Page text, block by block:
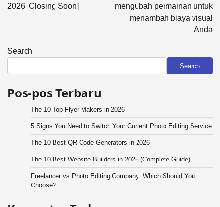
2026 [Closing Soon]
mengubah permainan untuk
menambah biaya visual
Anda
Search
Search
Pos-pos Terbaru
The 10 Top Flyer Makers in 2026
5 Signs You Need to Switch Your Current Photo Editing Service
The 10 Best QR Code Generators in 2026
The 10 Best Website Builders in 2025 (Complete Guide)
Freelancer vs Photo Editing Company: Which Should You
Choose?